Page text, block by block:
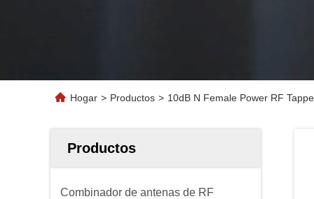
Hogar > Productos > 10dB N Female Power RF
Productos
Combinador de antenas de RF